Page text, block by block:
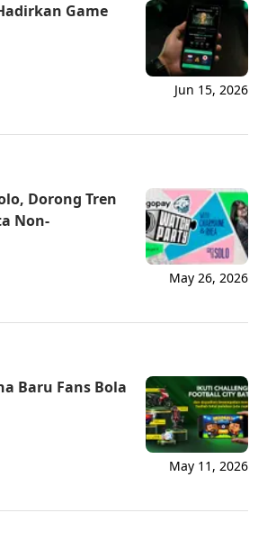
Game
Jun 15, 2026
Dorong Tren
Non-
May 26, 2026
Baru Fans Bola
May 11, 2026